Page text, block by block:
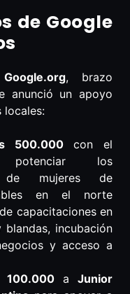
de Google
Google.org, brazo
anunció un apoyo
locales:
500.000con el
los
de mujeres de
en el norte
capacitaciones en
blandas, incubación
y acceso a
100.000aJunior